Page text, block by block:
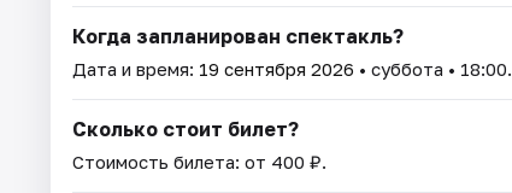
Когда запланирован спектакль?
Дата и время: 19 сентября 2026 • суббота • 18:00.
Сколько стоит билет?
Стоимость билета: от 400 ₽.